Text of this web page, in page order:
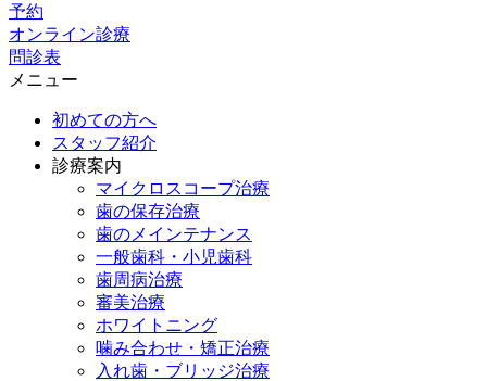
予約
オンライン診療
問診表
メニュー
初めての方へ
スタッフ紹介
診療案内
マイクロスコープ治療
歯の保存治療
歯のメインテナンス
一般歯科・小児歯科
歯周病治療
審美治療
ホワイトニング
噛み合わせ・矯正治療
入れ歯・ブリッジ治療